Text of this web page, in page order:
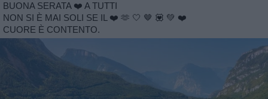
BUONA SERATA ❤️ A TUTTI
NON SI È MAI SOLI SE IL ❤️ 🫶 🤍 🤎 💟 💚 ❤️
CUORE È CONTENTO.